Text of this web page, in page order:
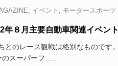
イベント モータースポーツ
年８月主要自動車関連イベント
とのレース観戦は格別なものです。
のスーパーフ……